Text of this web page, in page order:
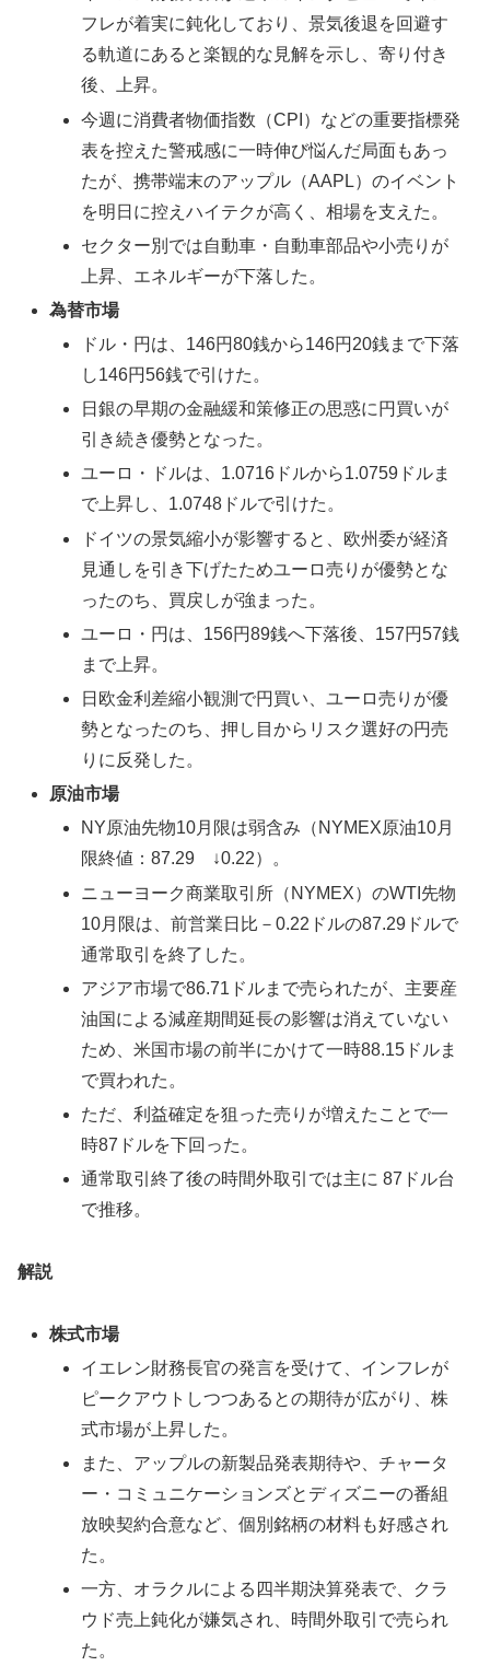
フレが着実に鈍化しており、景気後退を回避す
る軌道にあると楽観的な見解を示し、寄り付き
後、上昇。
今週に消費者物価指数（CPI）などの重要指標発
表を控えた警戒感に一時伸び悩んだ局面もあっ
たが、携帯端末のアップル（AAPL）のイベント
を明日に控えハイテクが高く、相場を支えた。
セクター別では自動車・自動車部品や小売りが
上昇、エネルギーが下落した。
為替市場
ドル・円は、146円80銭から146円20銭まで下落
し146円56銭で引けた。
日銀の早期の金融緩和策修正の思惑に円買いが
引き続き優勢となった。
ユーロ・ドルは、1.0716ドルから1.0759ドルま
で上昇し、1.0748ドルで引けた。
ドイツの景気縮小が影響すると、欧州委が経済
見通しを引き下げたためユーロ売りが優勢とな
ったのち、買戻しが強まった。
ユーロ・円は、156円89銭へ下落後、157円57銭
まで上昇。
日欧金利差縮小観測で円買い、ユーロ売りが優
勢となったのち、押し目からリスク選好の円売
りに反発した。
原油市場
NY原油先物10月限は弱含み（NYMEX原油10月
限終値：87.29 ↓0.22）。
ニューヨーク商業取引所（NYMEX）のWTI先物
10月限は、前営業日比－0.22ドルの87.29ドルで
通常取引を終了した。
アジア市場で86.71ドルまで売られたが、主要産
油国による減産期間延長の影響は消えていない
ため、米国市場の前半にかけて一時88.15ドルま
で買われた。
ただ、利益確定を狙った売りが増えたことで一
時87ドルを下回った。
通常取引終了後の時間外取引では主に 87ドル台
で推移。
解説
株式市場
イエレン財務長官の発言を受けて、インフレが
ピークアウトしつつあるとの期待が広がり、株
式市場が上昇した。
また、アップルの新製品発表期待や、チャータ
ー・コミュニケーションズとディズニーの番組
放映契約合意など、個別銘柄の材料も好感され
た。
一方、オラクルによる四半期決算発表で、クラ
ウド売上鈍化が嫌気され、時間外取引で売られ
た。